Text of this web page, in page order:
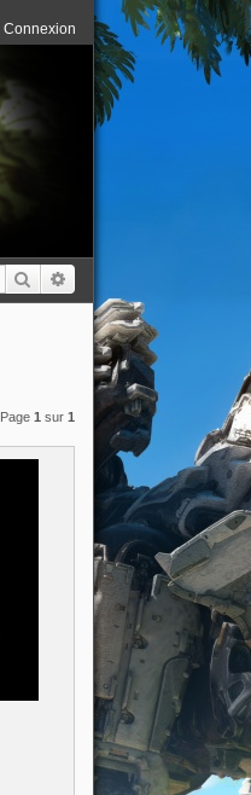
Connexion
Rechercher
1 sur 1